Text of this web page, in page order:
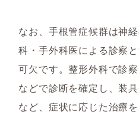
なお、手根管症候群は神
科・手外科医による診察
可欠です。整形外科で診
などで診断を確定し、装
など、症状に応じた治療